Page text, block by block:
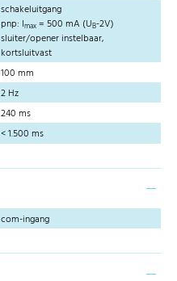
schakeluitgang
pnp: Imax = 500 mA (UB-2V)
sluiter/opener instelbaar,
kortsluitvast
100 mm
2 Hz
240 ms
< 1.500 ms
com-ingang